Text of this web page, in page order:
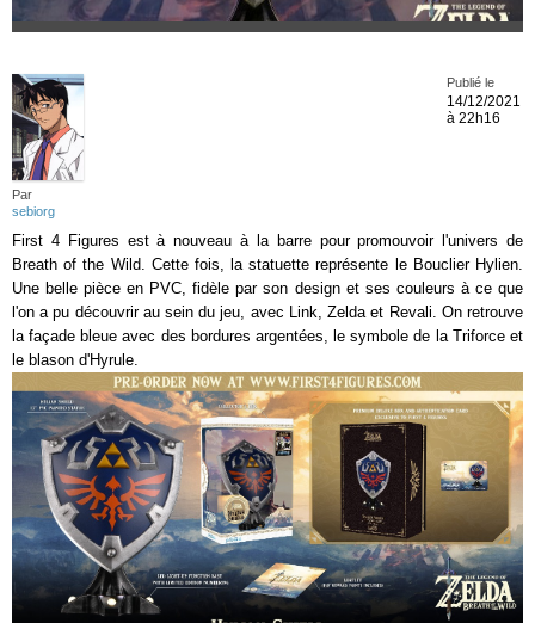
Par
sebiorg
Publié le
14/12/2021
à 22h16
First 4 Figures est à nouveau à la barre pour promouvoir l'univers de
Breath of the Wild. Cette fois, la statuette représente le Bouclier Hylien.
Une belle pièce en PVC, fidèle par son design et ses couleurs à ce que
l'on a pu découvrir au sein du jeu, avec Link, Zelda et Revali. On retrouve
la façade bleue avec des bordures argentées, le symbole de la Triforce et
le blason d'Hyrule.